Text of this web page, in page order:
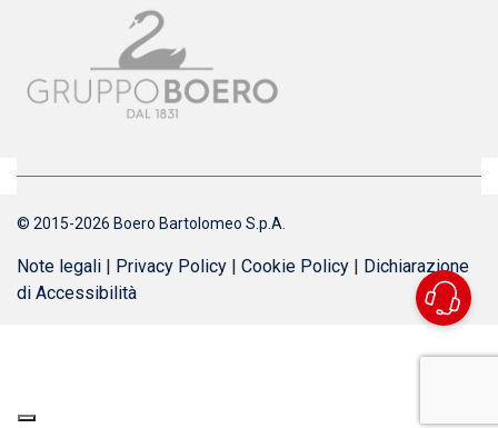
© 2015-2026 Boero Bartolomeo S.p.A.
Note legali | Privacy Policy | Cookie Policy | Dichiarazione
di Accessibilità